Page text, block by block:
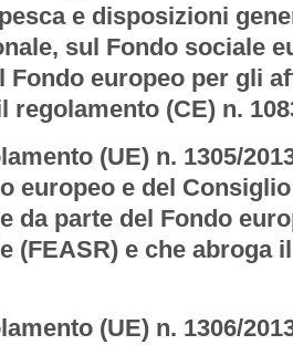
e disposizioni
sul Fondo sociale
Fondo europeo per gli
regolamento (CE) n.
(UE) n. 1305/
europeo e del
da parte del Fondo
(FEASR) e che abroga
(UE) n. 1306/